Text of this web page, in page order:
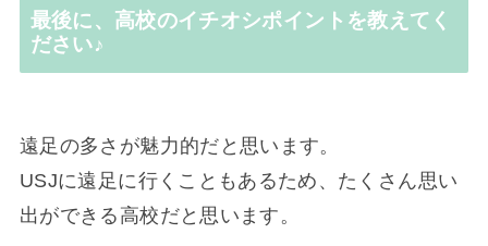
最後に、高校のイチオシポイントを教えてく
ださい♪
遠足の多さが魅力的だと思います。
USJに遠足に行くこともあるため、たくさん思い
出ができる高校だと思います。